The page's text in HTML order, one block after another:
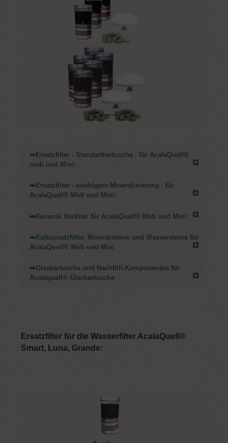
➡️Ersatzfilter - Standartkartusche - für AcalaQuell®
midi und Mini:
➡️Ersatzfilter - niedrigere Mineralisierung - für
AcalaQuell® Midi und Mini:
➡️Keramik Vorfilter für AcalaQuell® Midi und Mini:
➡️Kalkzusatzfilter, Mineralsteine und Wassersteine für
AcalaQuell® Midi und Mini
➡️Glaskartusche und Nachfüll-Komponenten für
Acalaquell® Glaskartusche
Ersatzfilter für die Wasserfilter AcalaQuell®
Smart, Luna, Grande: